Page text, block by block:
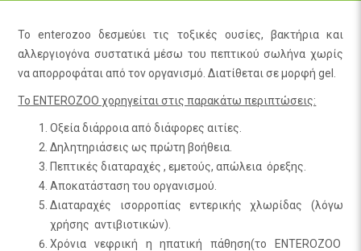
Το enterozoo δεσμεύει τις τοξικές ουσίες, βακτήρια και
αλλεργιογόνα συστατικά μέσω του πεπτικού σωλήνα χωρίς
να απορροφάται από τον οργανισμό. Διατίθεται σε μορφή gel.
Το ENTEROZOO χορηγείται στις παρακάτω περιπτώσεις:
Οξεία διάρροια από διάφορες αιτίες.
Δηλητηριάσεις ως πρώτη βοήθεια.
Πεπτικές διαταραχές , εμετούς, απώλεια όρεξης.
Αποκατάσταση του οργανισμού.
Διαταραχές ισορροπίας εντερικής χλωρίδας (λόγω
χρήσης αντιβιοτικών).
Χρόνια νεφρική η ηπατική πάθηση(το ENTEROZOO